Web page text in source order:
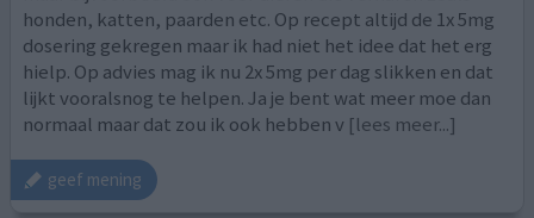
honden, katten, paarden etc. Op recept altijd de 1x 5mg
dosering gekregen maar ik had niet het idee dat het erg
hielp. Op advies mag ik nu 2x 5mg per dag slikken en dat
lijkt vooralsnog te helpen. Ja je bent wat meer moe dan
normaal maar dat zou ik ook hebben v [lees meer...]
geef mening